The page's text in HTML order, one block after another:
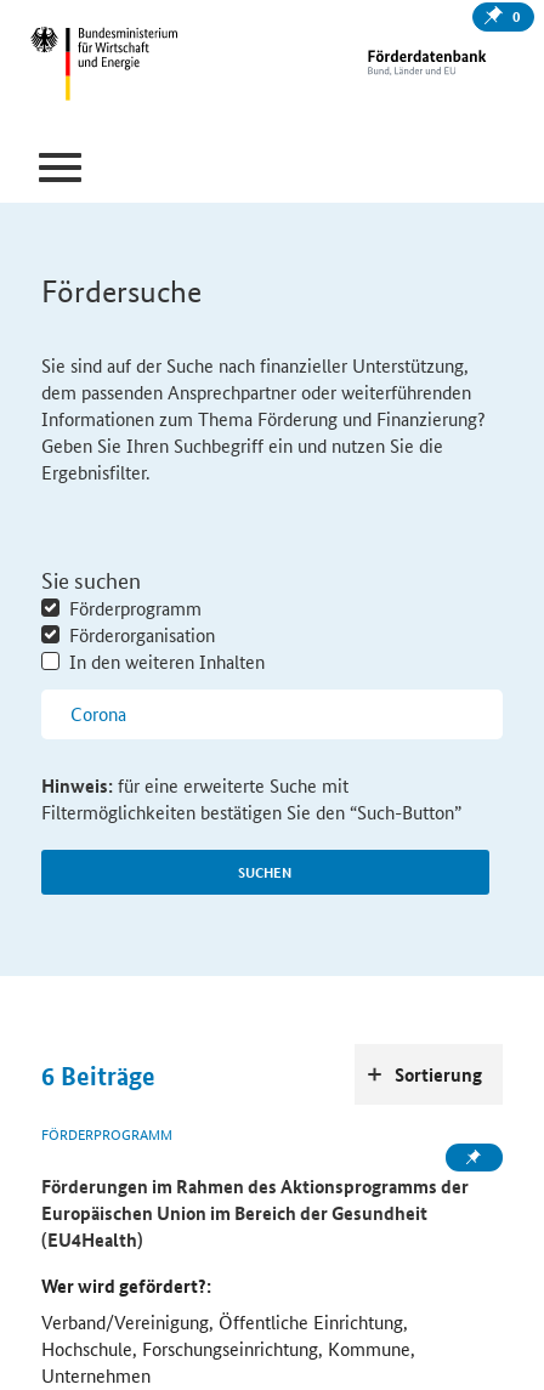
0
Fördersuche
Sie sind auf der Suche nach finanzieller Unterstützung,
dem passenden Ansprechpartner oder weiterführenden
Informationen zum Thema Förderung und Finanzierung?
Geben Sie Ihren Suchbegriff ein und nutzen Sie die
Ergebnisfilter.
Sie suchen
Förderprogramm
Förderorganisation
In den weiteren Inhalten
SUCHEN
Hinweis:für eine erweiterte Suche mit
Filtermöglichkeiten bestätigen Sie den “Such-Button”
6 Beiträge
FÖRDERPROGRAMM
Förderungen im Rahmen des Aktionsprogramms der
Europäischen Union im Bereich der Gesundheit
(EU4Health)
Wer wird gefördert?:
Verband/Vereinigung, Öffentliche Einrichtung,
Hochschule, Forschungseinrichtung, Kommune,
Unternehmen
Sortierung